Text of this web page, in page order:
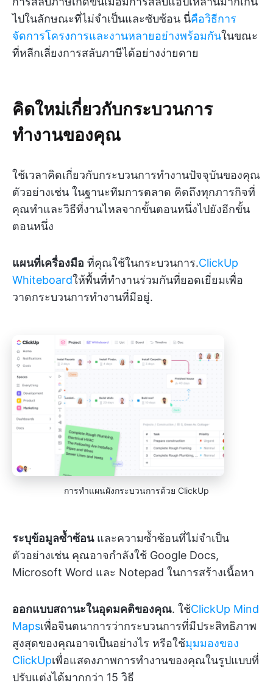
ไปในลักษณะที่ไม่จำเป็นและซับซ้อน นี่คือวิธีการ
จัดการโครงการและงานหลายอย่างพร้อมกันในขณะ
ที่หลีกเลี่ยงการสลับภาษีได้อย่างง่ายดาย
คิดใหม่เกี่ยวกับกระบวนการ
ทำงานของคุณ
ใช้เวลาคิดเกี่ยวกับกระบวนการทำงานปัจจุบันของคุณ
ตัวอย่างเช่น ในฐานะทีมการตลาด คิดถึงทุกภารกิจที่
คุณทำและวิธีที่งานไหลจากขั้นตอนหนึ่งไปยังอีกขั้น
ตอนหนึ่ง
แผนที่เครื่องมือ ที่คุณใช้ในกระบวนการ.ClickUp
Whiteboardให้พื้นที่ทำงานร่วมกันที่ยอดเยี่ยมเพื่อ
วาดกระบวนการทำงานที่มีอยู่.
การทำแผนผังกระบวนการด้วย ClickUp
ระบุข้อมูลซ้ำซ้อนและความซ้ำซ้อนที่ไม่จำเป็น
ตัวอย่างเช่น คุณอาจกำลังใช้ Google Docs,
Microsoft Word และ Notepad ในการสร้างเนื้อหา
ออกแบบสถานะในอุดมคติของคุณ. ใช้ClickUp Mind
Mapsเพื่อจินตนาการว่ากระบวนการที่มีประสิทธิภาพ
สูงสุดของคุณอาจเป็นอย่างไร หรือใช้มุมมองของ
ClickUpเพื่อแสดงภาพการทำงานของคุณในรูปแบบที่
ปรับแต่งได้มากกว่า 15 วิธี